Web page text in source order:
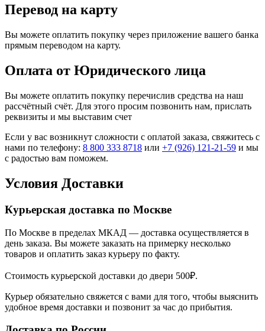
Перевод на карту
Вы можете оплатить покупку через приложение вашего банка
прямым переводом на карту.
Оплата от Юридического лица
Вы можете оплатить покупку перечислив средства на наш
рассчётный счёт. Для этого просим позвонить нам, прислать
реквизиты и мы выставим счет
Если у вас возникнут сложности с оплатой заказа, свяжитесь с
нами по телефону: 8 800 333 8718 или +7 (926) 121-21-59 и мы
с радостью вам поможем.
Условия Доставки
Курьерская доставка по Москве
По Москве в пределах МКАД — доставка осуществляется в
день заказа. Вы можете заказать на примерку несколько
товаров и оплатить заказ курьеру по факту.
Стоимость курьерской доставки до двери 500₽.
Курьер обязательно свяжется с вами для того, чтобы выяснить
удобное время доставки и позвонит за час до прибытия.